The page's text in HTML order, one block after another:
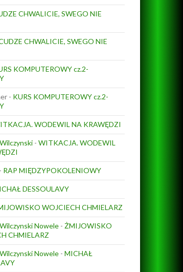
CHWALICIE, SWEGO NIE
CHWALICIE, SWEGO NIE
KOMPUTEROWY cz.2-
- KURS KOMPUTEROWY cz.2-
WODEWIL NA KRAWĘDZI
- WITKACJA. WODEWIL
- RAP MIĘDZYPOKOLENIOWY
DESSOULAVY
WOJCIECH CHMIELARZ
Nowele - ŻMIJOWISKO
CHMIELARZ
Nowele - MICHAŁ